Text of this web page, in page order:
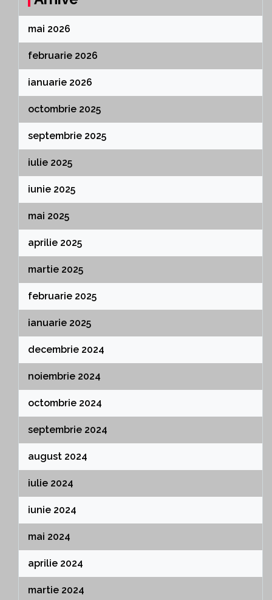
mai 2026
februarie 2026
ianuarie 2026
octombrie 2025
septembrie 2025
iulie 2025
iunie 2025
mai 2025
aprilie 2025
martie 2025
februarie 2025
ianuarie 2025
decembrie 2024
noiembrie 2024
octombrie 2024
septembrie 2024
august 2024
iulie 2024
iunie 2024
mai 2024
aprilie 2024
martie 2024